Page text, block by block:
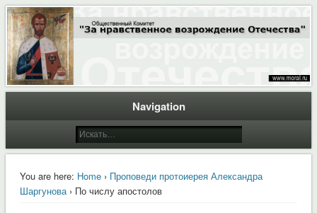
Moral.Ru
Общественный Комитет "За нравственное возрождение Отечества"
Navigation
You are here: Home› Проповеди протоиерея Александра
Шаргунова› По числу апостолов